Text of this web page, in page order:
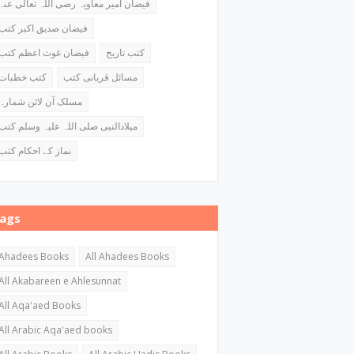
فیضان امیر معاویہ رضی اللہ تعالی
فیضان صدیق اکبر
فیضان غوث اعظم
کتب تاریخ
کتب
مسائل قربانی کتب
مسلک آن لائن
میلادالنبی صلی اللہ علیہ وسلم
نماز کے احکام
Books
All Ahadees Books
Akabareen e Ahlesunnat
Aqa'aed Books
Arabic Aqa'aed books